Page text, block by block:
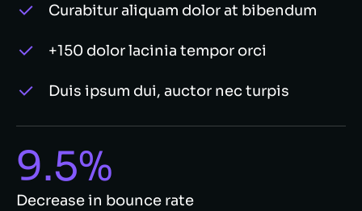
Curabitur aliquam dolor at bibendum
+150 dolor lacinia tempor orci
Duis ipsum dui, auctor nec turpis
9.5%
Decrease in bounce rate